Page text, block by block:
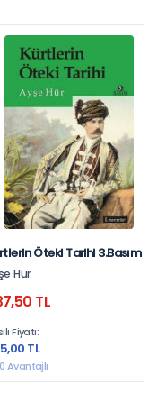
Öteki Tarihi 3.Basım
Hür
TL
Fiyatı:
TL
Avantajlı